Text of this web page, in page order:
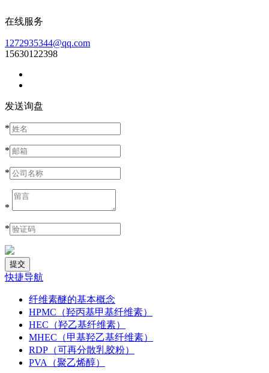
在线服务
1272935344@qq.com
15630122398
发送询盘
*
*
*
*
*
快捷导航
纤维素醚的基本概念
HPMC（羟丙基甲基纤维素）
HEC（羟乙基纤维素）
MHEC（甲基羟乙基纤维素）
RDP（可再分散乳胶粉）
PVA（聚乙烯醇）